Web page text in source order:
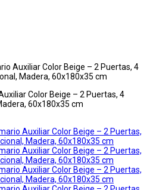
Auxiliar Color Beige – 2 Puertas, 4
Madera, 60x180x35 cm